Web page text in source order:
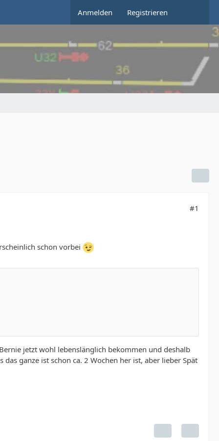
Anmelden Registrieren
#1
schon vorbei
jetzt wohl lebenslänglich bekommen und deshalb
ganze ist schon ca. 2 Wochen her ist, aber lieber Spät